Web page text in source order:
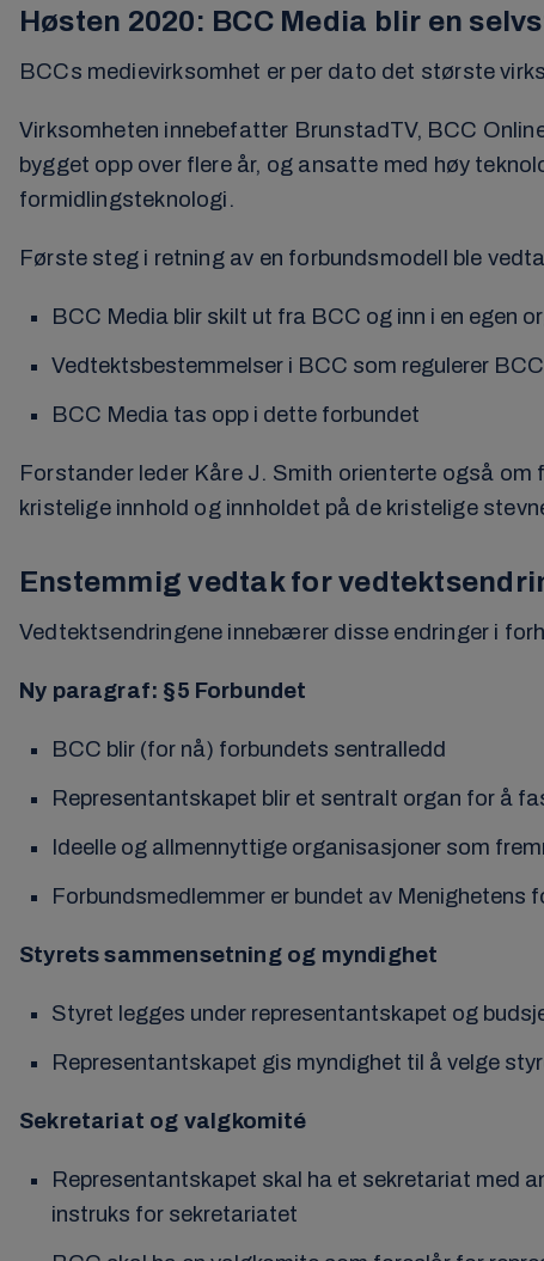
Høsten 2020: BCC Media blir en
BCCs medievirksomhet er per dato det største
Virksomheten innebefatter BrunstadTV, BCC
bygget opp over flere år, og ansatte med høy
formidlingsteknologi.
Første steg i retning av en forbundsmodell ble
BCC Media blir skilt ut fra BCC og inn i en egen
Vedtektsbestemmelser i BCC som regulerer
BCC Media tas opp i dette forbundet
Forstander leder Kåre J. Smith orienterte også
kristelige innhold og innholdet på de kristelige
Enstemmig vedtak for
Vedtektsendringene innebærer disse endringer i
Ny paragraf: §5 Forbundet
BCC blir (for nå) forbundets sentralledd
Representantskapet blir et sentralt organ for å
Ideelle og allmennyttige organisasjoner som
Forbundsmedlemmer er bundet av
Styrets sammensetning og myndighet
Styret legges under representantskapet og
Representantskapet gis myndighet til å velge
Sekretariat og valgkomité
Representantskapet skal ha et sekretariat med
instruks for sekretariatet